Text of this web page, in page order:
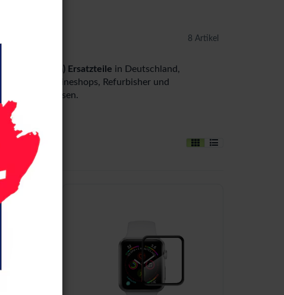
8 Artikel
8 (41mm) Ersatzteile in Deutschland,
Händler, Onlineshops, Refurbisher und